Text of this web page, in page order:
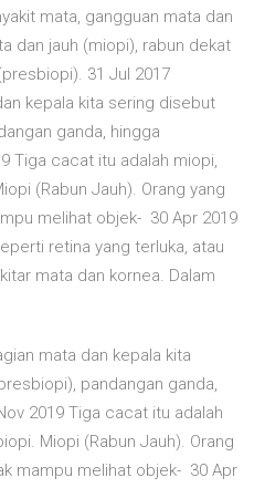
mata, gangguan mata dan
dan jauh (miopi), rabun dekat
31 Jul 2017
kepala kita sering disebut
ganda, hingga
Tiga cacat itu adalah miopi,
(Rabun Jauh). Orang yang
melihat objek- 30 Apr 2019
retina yang terluka, atau
mata dan kornea. Dalam
mata dan kepala kita
pandangan ganda,
2019 Tiga cacat itu adalah
Miopi (Rabun Jauh). Orang
mampu melihat objek- 30 Apr